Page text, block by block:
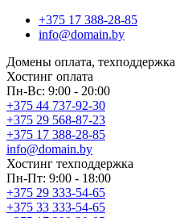
+375 17 388-28-85
info@domain.by
Домены оплата, техподдержка
Хостинг оплата
Пн-Вс: 9:00 - 20:00
+375 44 737-92-30
+375 29 568-87-23
+375 17 388-28-85
info@domain.by
Хостинг техподдержка
Пн-Пт: 9:00 - 18:00
+375 29 333-54-65
+375 33 333-54-65